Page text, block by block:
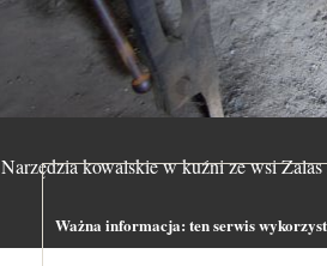
Narzędzia kowalskie w kuźni ze wsi
Ważna informacja: ten serwis